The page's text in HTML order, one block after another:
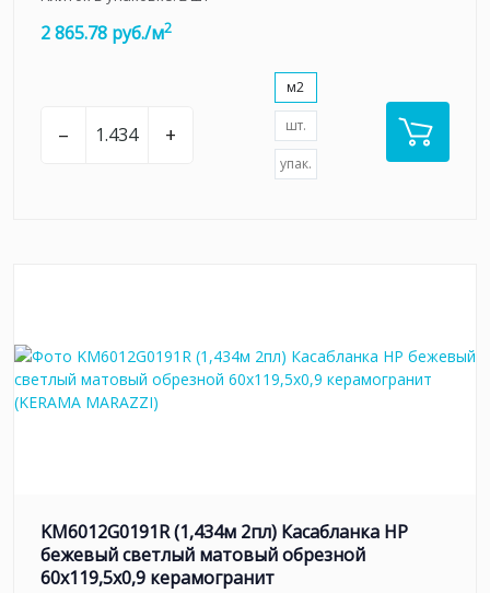
2 865.78 руб./м2
– +
м2
шт.
упак.
KM6012G0191R (1,434м 2пл) Касабланка HP
бежевый светлый матовый обрезной
60x119,5x0,9 керамогранит